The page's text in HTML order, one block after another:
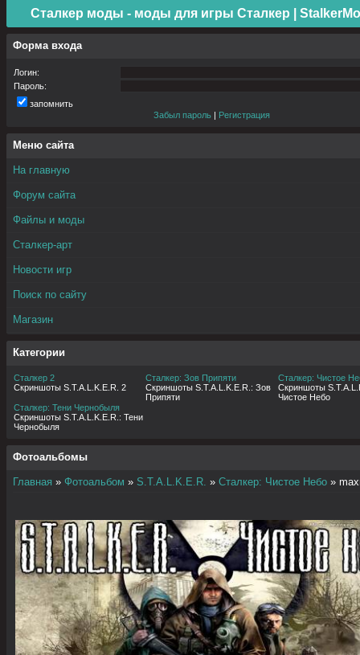
Сталкер моды - моды для игры Сталкер |
Форма входа
Логин:
Пароль:
запомнить
Забыл пароль | Регистрация
Меню сайта
На главную
Форум сайта
Файлы и моды
Сталкер-арт
Новости игр
Поиск по сайту
Магазин
Категории
Сталкер 2
Скриншоты S.T.A.L.K.E.R. 2
Сталкер: Зов Припяти
Скриншоты S.T.A.L.K.E.R.: Зов
Припяти
Сталкер: Чистое
Скриншоты
Чистое Небо
Сталкер: Тени Чернобыля
Скриншоты S.T.A.L.K.E.R.: Тени
Чернобыля
Фотоальбомы
Главная » Фотоальбом » S.T.A.L.K.E.R. » Сталкер: Чистое Небо »